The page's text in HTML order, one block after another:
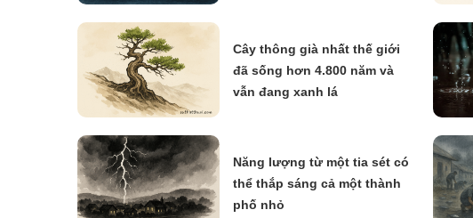
Cây thông già nhất thế giới
đã sống hơn 4.800 năm và
vẫn đang xanh lá
Năng lượng từ một tia sét có
thể thắp sáng cả một thành
phố nhỏ